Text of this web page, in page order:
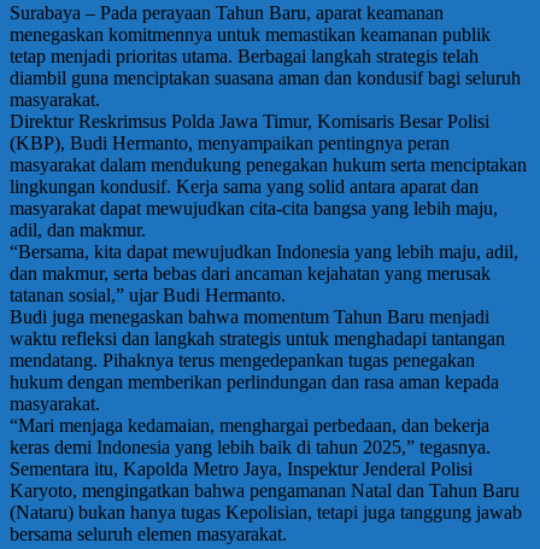
Surabaya – Pada perayaan Tahun Baru, aparat keamanan
menegaskan komitmennya untuk memastikan keamanan publik
tetap menjadi prioritas utama. Berbagai langkah strategis telah
diambil guna menciptakan suasana aman dan kondusif bagi seluruh
masyarakat.
Direktur Reskrimsus Polda Jawa Timur, Komisaris Besar Polisi
(KBP), Budi Hermanto, menyampaikan pentingnya peran
masyarakat dalam mendukung penegakan hukum serta menciptakan
lingkungan kondusif. Kerja sama yang solid antara aparat dan
masyarakat dapat mewujudkan cita-cita bangsa yang lebih maju,
adil, dan makmur.
“Bersama, kita dapat mewujudkan Indonesia yang lebih maju, adil,
dan makmur, serta bebas dari ancaman kejahatan yang merusak
tatanan sosial,” ujar Budi Hermanto.
Budi juga menegaskan bahwa momentum Tahun Baru menjadi
waktu refleksi dan langkah strategis untuk menghadapi tantangan
mendatang. Pihaknya terus mengedepankan tugas penegakan
hukum dengan memberikan perlindungan dan rasa aman kepada
masyarakat.
“Mari menjaga kedamaian, menghargai perbedaan, dan bekerja
keras demi Indonesia yang lebih baik di tahun 2025,” tegasnya.
Sementara itu, Kapolda Metro Jaya, Inspektur Jenderal Polisi
Karyoto, mengingatkan bahwa pengamanan Natal dan Tahun Baru
(Nataru) bukan hanya tugas Kepolisian, tetapi juga tanggung jawab
bersama seluruh elemen masyarakat.